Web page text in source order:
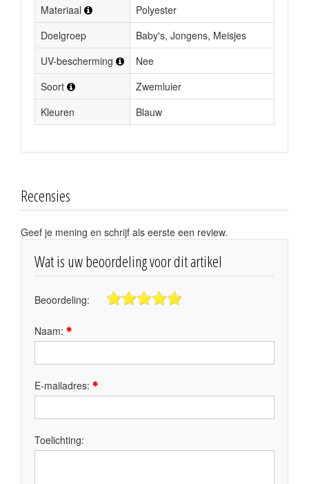
Materiaal
Polyester
Doelgroep
Baby's, Jongens, Meisjes
UV-bescherming
Nee
Soort
Zwemluier
Kleuren
Blauw
Recensies
Geef je mening en schrijf als eerste een review.
Wat is uw beoordeling voor dit artikel
Beoordeling:
Naam:
E-mailadres:
Toelichting: